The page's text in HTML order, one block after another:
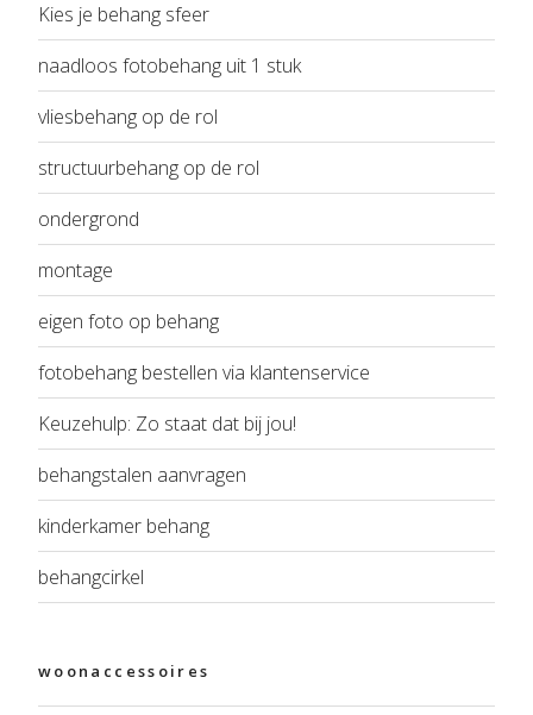
Kies je behang sfeer
naadloos fotobehang uit 1 stuk
vliesbehang op de rol
structuurbehang op de rol
ondergrond
montage
eigen foto op behang
fotobehang bestellen via klantenservice
Keuzehulp: Zo staat dat bij jou!
behangstalen aanvragen
kinderkamer behang
behangcirkel
woonaccessoires